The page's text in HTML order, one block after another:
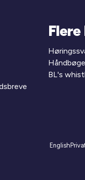
Flere
BL's
English